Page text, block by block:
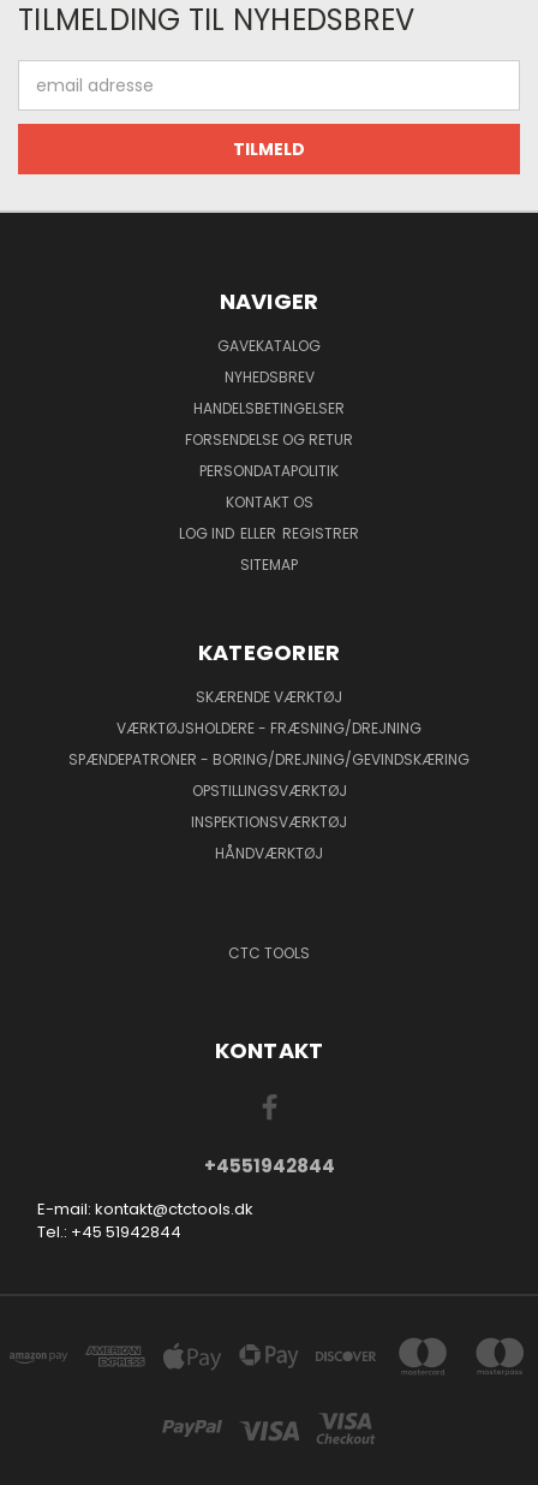
TILMELDING TIL NYHEDSBREV
adresse
NAVIGER
GAVEKATALOG
NYHEDSBREV
HANDELSBETINGELSER
FORSENDELSE OG RETUR
PERSONDATAPOLITIK
KONTAKT OS
LOG IND ELLER REGISTRER
SITEMAP
KATEGORIER
SKÆRENDE VÆRKTØJ
VÆRKTØJSHOLDERE - FRÆSNING/DREJNING
SPÆNDEPATRONER - BORING/DREJNING/GEVINDSKÆRING
OPSTILLINGSVÆRKTØJ
INSPEKTIONSVÆRKTØJ
HÅNDVÆRKTØJ
CTC TOOLS
KONTAKT
+4551942844
E-mail: kontakt@ctctools.dk
Tel.: +45 51942844